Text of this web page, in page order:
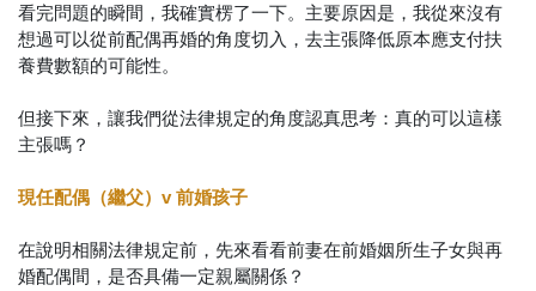
看完問題的瞬間，我確實楞了一下。主要原因是，我從來沒有
想過可以從前配偶再婚的角度切入，去主張降低原本應支付扶
養費數額的可能性。
但接下來，讓我們從法律規定的角度認真思考：真的可以這樣
主張嗎？
現任配偶（繼父）v 前婚孩子
在說明相關法律規定前，先來看看前妻在前婚姻所生子女與再
婚配偶間，是否具備一定親屬關係？